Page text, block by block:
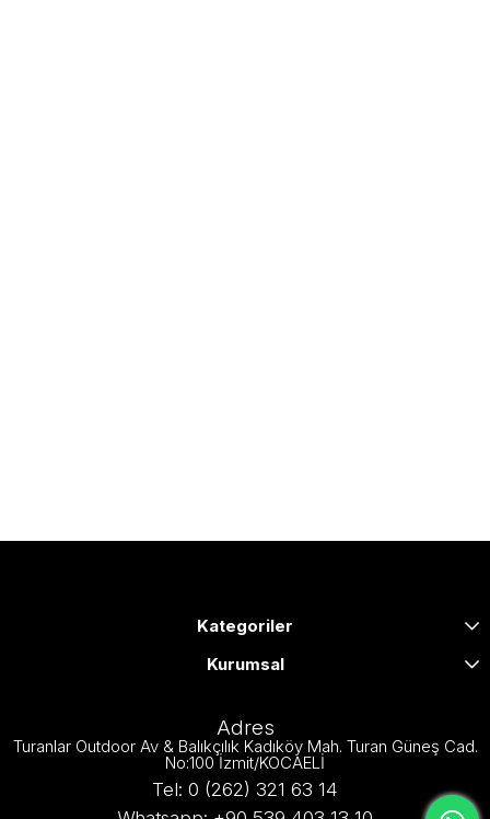
Kategoriler
Kurumsal
Adres
Turanlar Outdoor Av & Balıkçılık Kadıköy Mah. Turan Güneş Cad.
No:100 İzmit/KOCAELİ
Tel: 0 (262) 321 63 14